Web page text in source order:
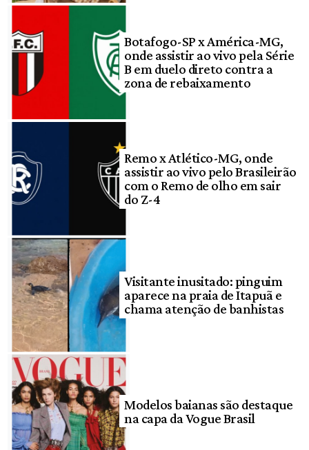
Botafogo-SP x América-MG,
onde assistir ao vivo pela Série
B em duelo direto contra a
zona de rebaixamento
Remo x Atlético-MG, onde
assistir ao vivo pelo Brasileirão
com o Remo de olho em sair
do Z-4
Visitante inusitado: pinguim
aparece na praia de Itapuã e
chama atenção de banhistas
Modelos baianas são destaque
na capa da Vogue Brasil